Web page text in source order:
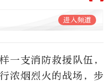
进入频道
一支消防救援队伍，
浓烟烈火的战场，步